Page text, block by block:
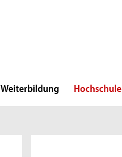
Weiterbildung Hochschule